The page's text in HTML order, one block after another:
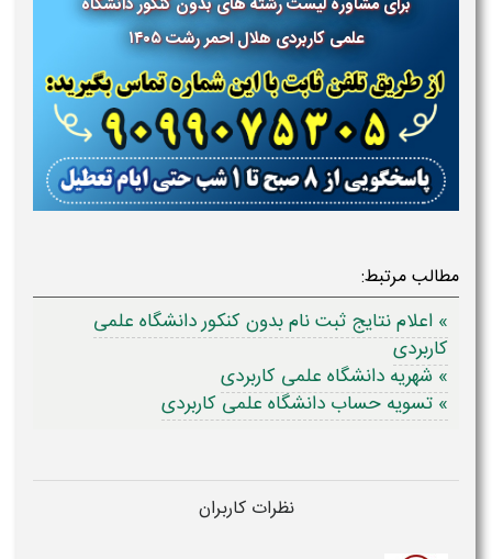
علمی کاربردیهلال احمر رشت۱۴۰۵
مطالب مرتبط:
» اعلام نتایج ثبت نام بدون کنکور دانشگاه علمی
کاربردی
» شهریه دانشگاه علمی کاربردی
» تسویه حساب دانشگاه علمی کاربردی
نظرات کاربران